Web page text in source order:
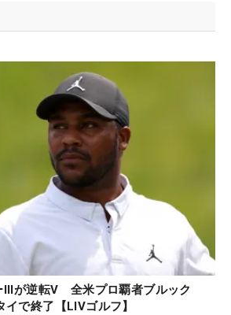
IIIが逆転V 全米プロ覇者ブルック
で終了【LIVゴルフ】